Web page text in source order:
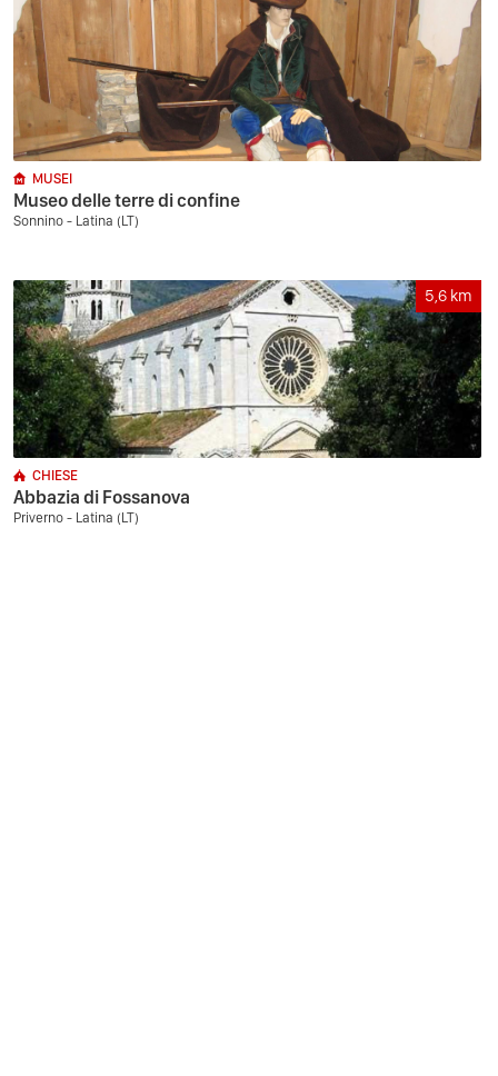
MUSEI
Museo delle terre di confine
Sonnino - Latina (LT)
5,6 km
CHIESE
Abbazia di Fossanova
Priverno - Latina (LT)